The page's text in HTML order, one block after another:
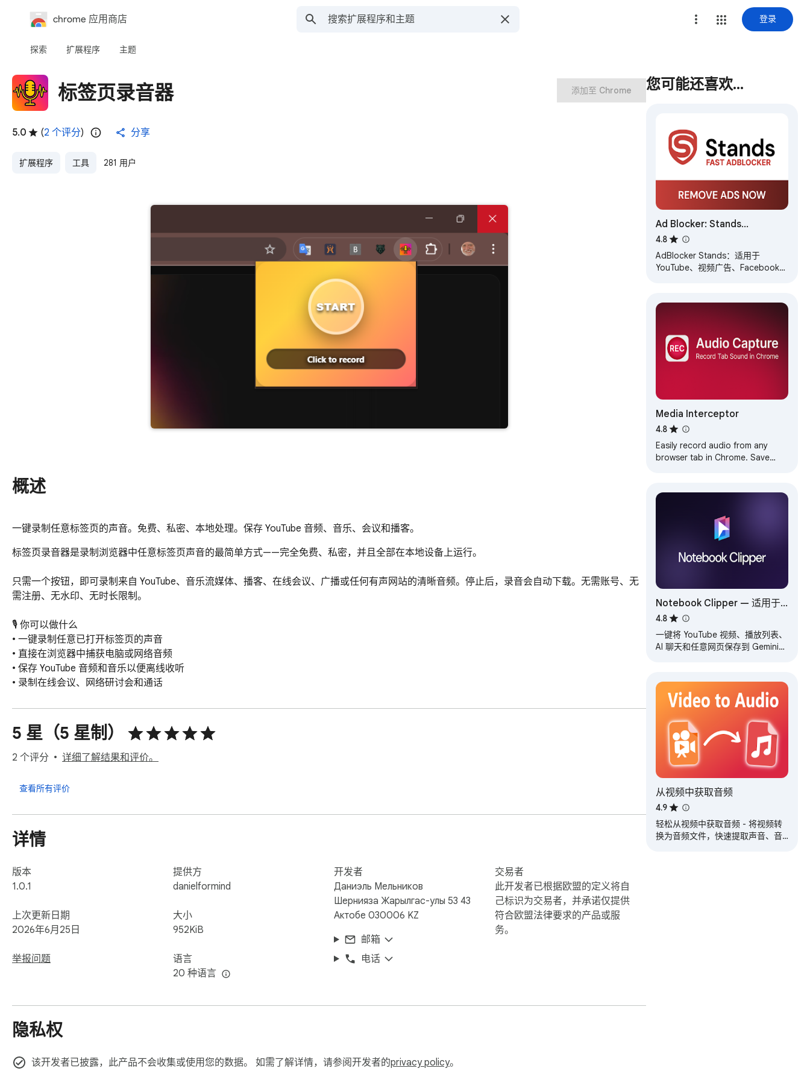
chrome 应用商店 登录
探索 扩展程序 主题
标签页录音器
5.0 (2 个评分) 分享
扩展程序 工具 281 用户
添加至 Chrome
概述
一键录制任意标签页的声音。免费、私密、本地处理。保存 YouTube 音频、音乐、会议和播客。
标签页录音器是录制浏览器中任意标签页声音的最简单方式——完全免费、私密，并且全部在本地设备上运行。
只需一个按钮，即可录制来自 YouTube、音乐流媒体、播客、在线会议、广播或任何有声网站的清晰音频。停止后，录音会自动下载。无需账号、无
需注册、无水印、无时长限制。
🎙️ 你可以做什么
• 一键录制任意已打开标签页的声音
• 直接在浏览器中捕获电脑或网络音频
• 保存 YouTube 音频和音乐以便离线收听
• 录制在线会议、网络研讨会和通话
• 将任意网站的声音下载为音频文件
✅ 为什么选择它
• 永久免费——无订阅、无隐藏限制
• 仅本地——任何内容都不会离开你的电脑
• 一键开始/停止，清晰的录音指示
• 轻量快速——Manifest V3
一切都在你的电脑上完成。该扩展不会将你的录音或个人数据发送到外部服务器。
1. 打开有目标声音的标签页。
2. 点击扩展图标。
4. 音频文件自动下载。
5 星（5 星制）
2 个评分 详细了解结果和评价。
查看所有评价
详情
版本
1.0.1
上次更新日期
2026年6月25日
举报问题
提供方
danielformind
大小
952KiB
语言
20 种语言
开发者
Даниэль Мельников
Шернияза Жарылгас-улы 53 43
Актобе 030006 KZ
邮箱
电话
交易者
此开发者已根据欧盟的定义将自
己标识为交易者，并承诺仅提供
符合欧盟法律要求的产品或服
务。
隐私权
该开发者已披露，此产品不会收集或使用您的数据。 如需了解详情，请参阅开发者的privacy policy。
您可能还喜欢…
Ad Blocker: Stands
AdBlocker
4.8
AdBlocker Stands：适用于
YouTube、视频广告、Facebook、
Media Interceptor
4.8
Easily record audio from any
browser tab in Chrome. Save
Notebook Clipper — 适用于
Gemini
Notebook（NotebookLM）
的 Web Clipper
4.8
一键将 YouTube 视频、播放列表、
AI 聊天和任意网页保存到 Gemini
从视频中获取音频
4.9
轻松从视频中获取音频 - 将视频转
换为音频文件，快速提取声音、音